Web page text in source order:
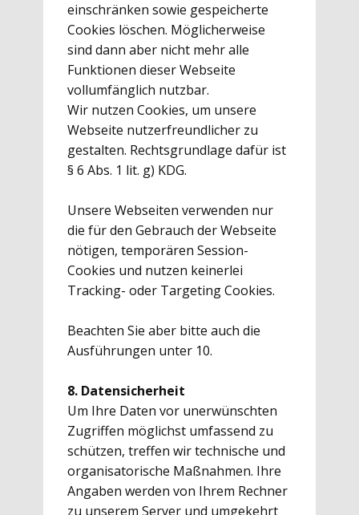
einschränken sowie gespeicherte
Cookies löschen. Möglicherweise
sind dann aber nicht mehr alle
Funktionen dieser Webseite
vollumfänglich nutzbar.
Wir nutzen Cookies, um unsere
Webseite nutzerfreundlicher zu
gestalten. Rechtsgrundlage dafür ist
§ 6 Abs. 1 lit. g) KDG.
Unsere Webseiten verwenden nur
die für den Gebrauch der Webseite
nötigen, temporären Session-
Cookies und nutzen keinerlei
Tracking- oder Targeting Cookies.
Beachten Sie aber bitte auch die
Ausführungen unter 10.
8. Datensicherheit
Um Ihre Daten vor unerwünschten
Zugriffen möglichst umfassend zu
schützen, treffen wir technische und
organisatorische Maßnahmen. Ihre
Angaben werden von Ihrem Rechner
zu unserem Server und umgekehrt